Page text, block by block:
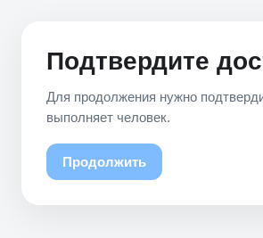
Подтвердите
Для продолжения нужно
выполняет человек.
Продолжить